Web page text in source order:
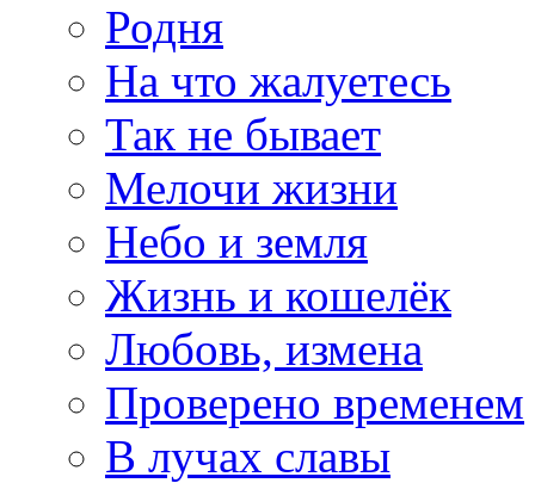
Родня
На что жалуетесь
Так не бывает
Мелочи жизни
Небо и земля
Жизнь и кошелёк
Любовь, измена
Проверено временем
В лучах славы